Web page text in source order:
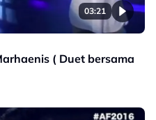
03:21
( Duet bersama